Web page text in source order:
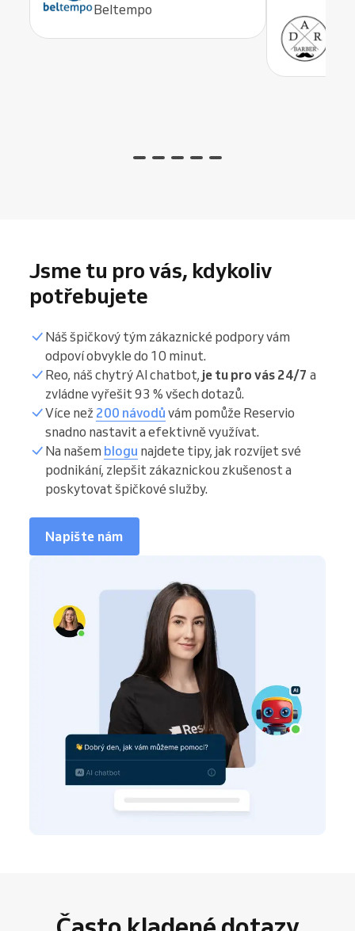
Beltempo
Jsme tu pro vás, kdykoliv
potřebujete
Náš špičkový tým zákaznické podpory vám
odpoví obvykle do 10 minut.
Reo, náš chytrý AI chatbot, je tu pro vás 24/7 a
zvládne vyřešit 93 % všech dotazů.
Více než 200 návodů vám pomůže Reservio
snadno nastavit a efektivně využívat.
Na našem blogu najdete tipy, jak rozvíjet své
podnikání, zlepšit zákaznickou zkušenost a
poskytovat špičkové služby.
Napište nám